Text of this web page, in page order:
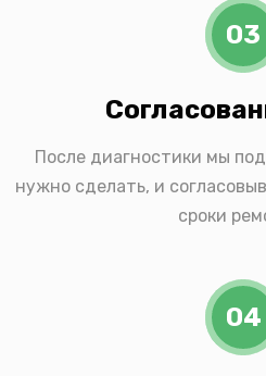
03
После диагностики мы
нужно сделать, и
сроки
04